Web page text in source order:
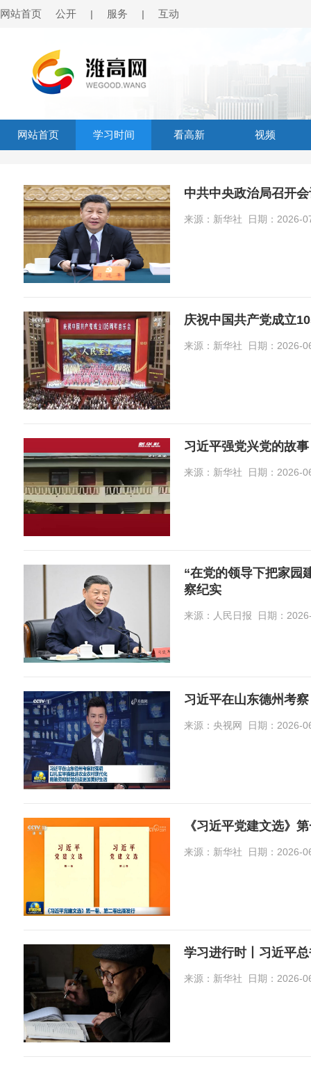
网站首页 公开 | 服务 | 互动
网站首页 学习时间 看高新 视频
中共中央政治局召开
来源：新华社 日期：2026-
庆祝中国共产党成立
来源：新华社 日期：2026-
习近平强党兴党的故
来源：新华社 日期：2026-
“在党的领导下把家
察纪实
来源：人民日报 日期：
习近平在山东德州考察
来源：央视网 日期：2026-
《习近平党建文选》
来源：新华社 日期：2026-
学习进行时丨习近平
来源：新华社 日期：2026-